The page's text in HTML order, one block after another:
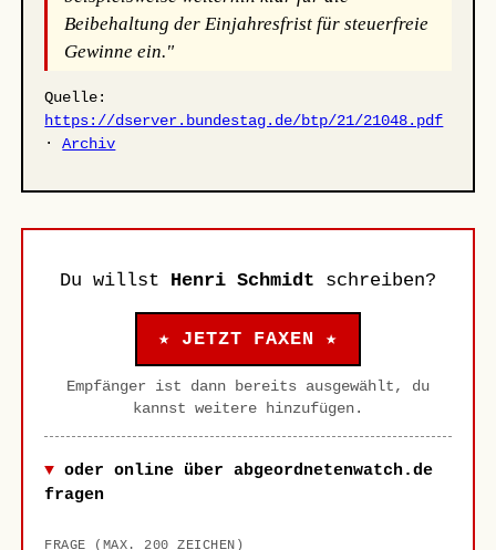
Beibehaltung der Einjahresfrist für steuerfreie
Gewinne ein."
Quelle:
https://dserver.bundestag.de/btp/21/21048.pdf
·Archiv
Du willst Henri Schmidt schreiben?
★ JETZT FAXEN ★
Empfänger ist dann bereits ausgewählt, du
kannst weitere hinzufügen.
oder online über abgeordnetenwatch.de
fragen
FRAGE (MAX. 200 ZEICHEN)